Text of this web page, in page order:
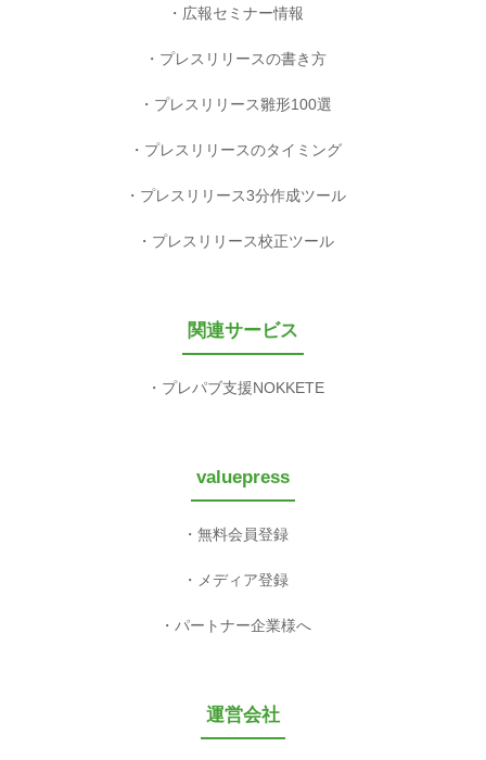
広報セミナー情報
プレスリリースの書き方
プレスリリース雛形100選
プレスリリースのタイミング
プレスリリース3分作成ツール
プレスリリース校正ツール
関連サービス
プレパブ支援NOKKETE
valuepress
無料会員登録
メディア登録
パートナー企業様へ
運営会社